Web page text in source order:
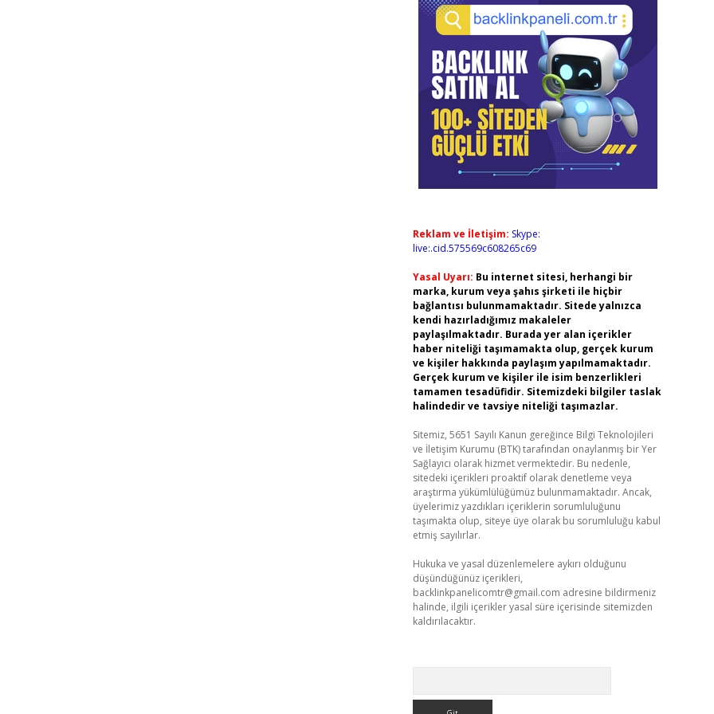
Reklam ve İletişim: Skype:
live:.cid.575569c608265c69
Yasal Uyarı: Bu internet sitesi, herhangi bir
marka, kurum veya şahıs şirketi ile hiçbir
bağlantısı bulunmamaktadır. Sitede yalnızca
kendi hazırladığımız makaleler
paylaşılmaktadır. Burada yer alan içerikler
haber niteliği taşımamakta olup, gerçek kurum
ve kişiler hakkında paylaşım yapılmamaktadır.
Gerçek kurum ve kişiler ile isim benzerlikleri
tamamen tesadüfidir. Sitemizdeki bilgiler taslak
halindedir ve tavsiye niteliği taşımazlar.
Sitemiz, 5651 Sayılı Kanun gereğince Bilgi Teknolojileri
ve İletişim Kurumu (BTK) tarafından onaylanmış bir Yer
Sağlayıcı olarak hizmet vermektedir. Bu nedenle,
sitedeki içerikleri proaktif olarak denetleme veya
araştırma yükümlülüğümüz bulunmamaktadır. Ancak,
üyelerimiz yazdıkları içeriklerin sorumluluğunu
taşımakta olup, siteye üye olarak bu sorumluluğu kabul
etmiş sayılırlar.
Hukuka ve yasal düzenlemelere aykırı olduğunu
düşündüğünüz içerikleri,
backlinkpanelicomtr@gmail.com adresine bildirmeniz
halinde, ilgili içerikler yasal süre içerisinde sitemizden
kaldırılacaktır.